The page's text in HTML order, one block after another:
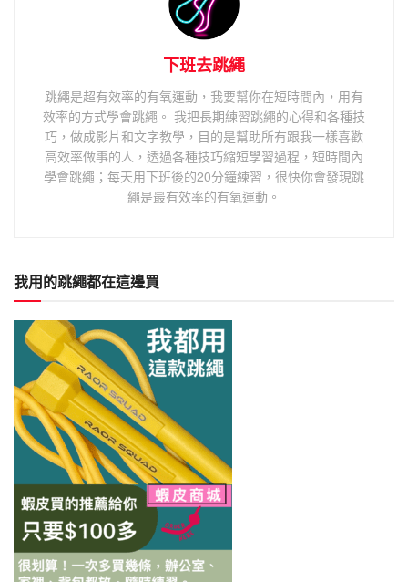
下班去跳繩
跳繩是超有效率的有氧運動，我要幫你在短時間內，用有
效率的方式學會跳繩。 我把長期練習跳繩的心得和各種技
巧，做成影片和文字教學，目的是幫助所有跟我一樣喜歡
高效率做事的人，透過各種技巧縮短學習過程，短時間內
學會跳繩；每天用下班後的20分鐘練習，很快你會發現跳
繩是最有效率的有氧運動。
我用的跳繩都在這邊買